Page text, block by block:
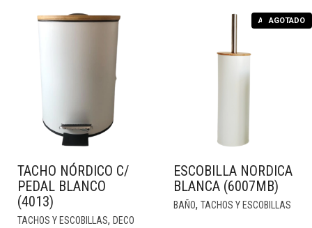
TACHO NÓRDICO C/
PEDAL BLANCO
(4013)
TACHOS Y ESCOBILLAS, DECO
AGOTADO
AGOTADO
ESCOBILLA NORDICA
BLANCA (6007MB)
BAÑO, TACHOS Y ESCOBILLAS